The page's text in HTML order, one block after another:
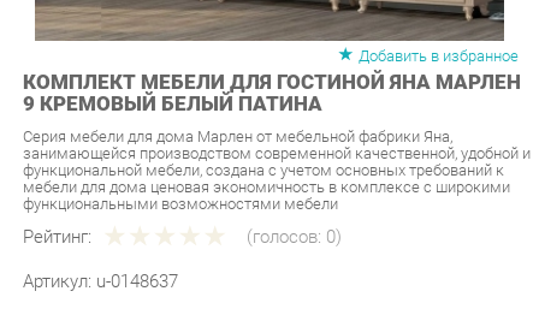
Добавить в избранное
КОМПЛЕКТ МЕБЕЛИ ДЛЯ ГОСТИНОЙ ЯНА МАРЛЕН
9 КРЕМОВЫЙ БЕЛЫЙ ПАТИНА
Серия мебели для дома Марлен от мебельной фабрики Яна,
функциональной мебели, создана с учетом основных требований к
мебели для дома ценовая экономичность в комплексе с широкими
функциональными возможностями мебели
Рейтинг: (голосов:0)
Артикул: u-0148637